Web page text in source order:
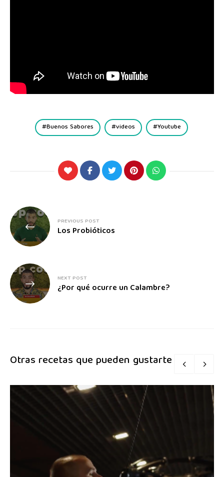
Buenos Sabores videos Youtube
PREVIOUS POST
Los Probióticos
NEXT POST
¿Por qué ocurre un Calambre?
Otras recetas que pueden gustarte